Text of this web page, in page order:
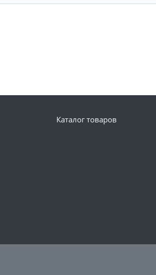
Каталог товаров